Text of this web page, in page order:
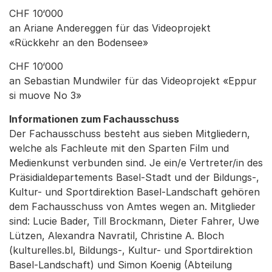
CHF 10‘000
an Ariane Andereggen für das Videoprojekt
«Rückkehr an den Bodensee»
CHF 10‘000
an Sebastian Mundwiler für das Videoprojekt «Eppur
si muove No 3»
Informationen zum Fachausschuss
Der Fachausschuss besteht aus sieben Mitgliedern,
welche als Fachleute mit den Sparten Film und
Medienkunst verbunden sind. Je ein/e Vertreter/in des
Präsidialdepartements Basel-Stadt und der Bildungs-,
Kultur- und Sportdirektion Basel-Landschaft gehören
dem Fachausschuss von Amtes wegen an. Mitglieder
sind: Lucie Bader, Till Brockmann, Dieter Fahrer, Uwe
Lützen, Alexandra Navratil, Christine A. Bloch
(kulturelles.bl, Bildungs-, Kultur- und Sportdirektion
Basel-Landschaft) und Simon Koenig (Abteilung